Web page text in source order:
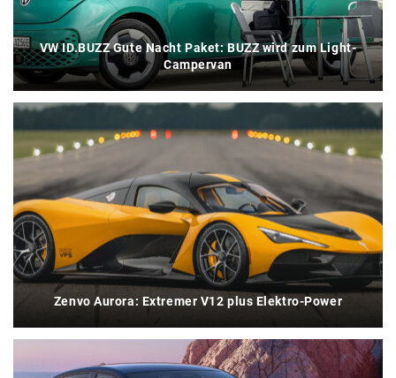
VW ID.BUZZ Gute Nacht Paket: BUZZ wird zum Light-
Campervan
Zenvo Aurora: Extremer V12 plus Elektro-Power